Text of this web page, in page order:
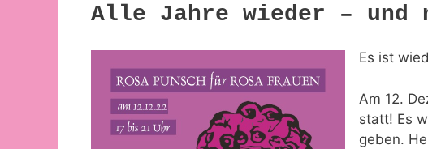
Alle Jahre wieder – und
Es ist
Am 12.
statt! Es
geben.